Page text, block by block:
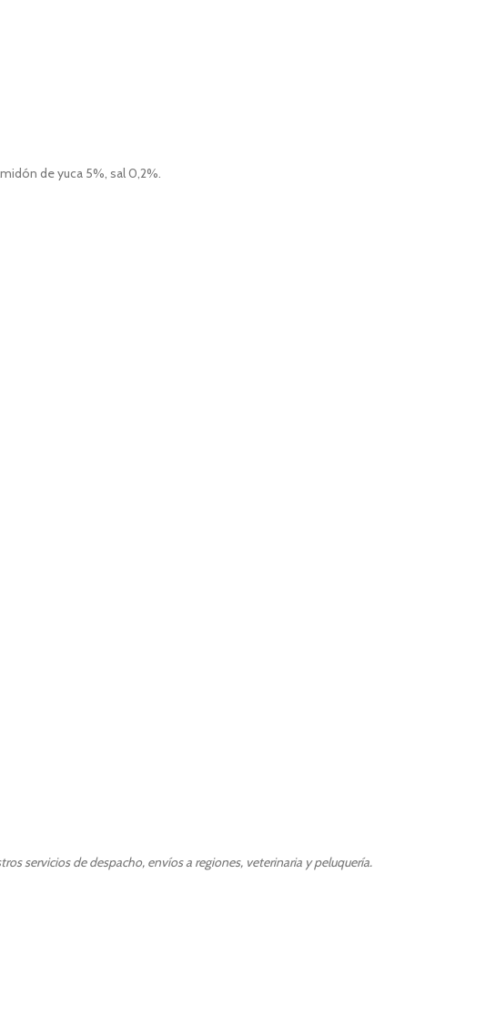
de yuca 5%, sal 0,2%.
servicios de despacho, envíos a regiones, veterinaria y peluquería.